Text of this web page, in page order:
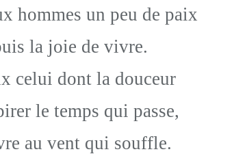
hommes un peu de paix
la joie de vivre.
celui dont la douceur
le temps qui passe,
au vent qui souffle.